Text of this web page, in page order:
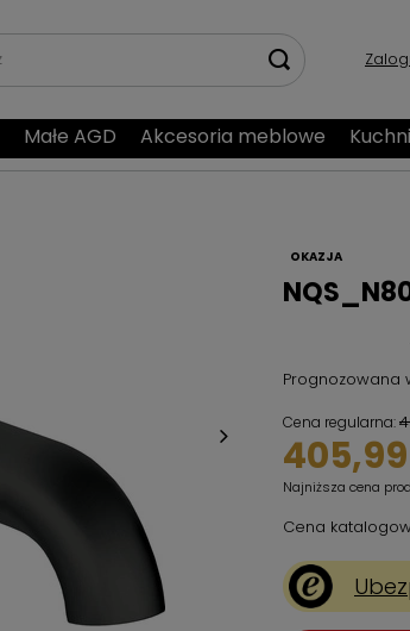
Małe AGD Akcesoria meblowe
OKAZJA
Prognozowana
Cena regularna:
405,99
Najniższa cena
Cena